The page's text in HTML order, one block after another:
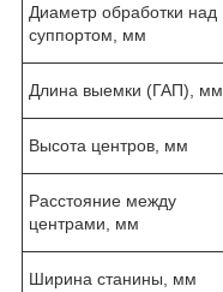
Диаметр обработки над
суппортом, мм
Длина выемки (ГАП), мм
Высота центров, мм
Расстояние между
центрами, мм
Ширина станины, мм